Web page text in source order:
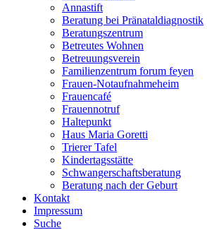
Annastift
Beratung bei Pränataldiagnostik
Beratungszentrum
Betreutes Wohnen
Betreuungsverein
Familienzentrum forum feyen
Frauen-Notaufnahmeheim
Frauencafé
Frauennotruf
Haltepunkt
Haus Maria Goretti
Trierer Tafel
Kindertagsstätte
Schwangerschaftsberatung
Beratung nach der Geburt
Kontakt
Impressum
Suche